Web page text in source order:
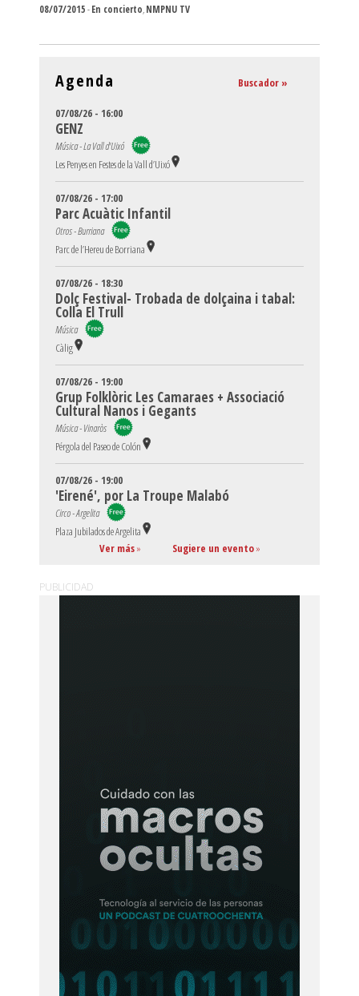
08/07/2015-En concierto,NMPNU TV
Agenda Buscador »
07/08/26 - 16:00
GENZ
Música - La Vall d'Uixó
Les Penyes en Festes de la Vall d’Uixó
07/08/26 - 17:00
Parc Acuàtic Infantil
Otros - Burriana
Parc de l’Hereu de Borriana
07/08/26 - 18:30
Dolç Festival- Trobada de dolçaina i tabal:
Colla El Trull
Música
Càlig
07/08/26 - 19:00
Grup Folklòric Les Camaraes + Associació
Cultural Nanos i Gegants
Música - Vinaròs
Pérgola del Paseo de Colón
07/08/26 - 19:00
'Eirené', por La Troupe Malabó
Circo - Argelita
Plaza Jubilados de Argelita
Ver más» Sugiere un evento»
PUBLICIDAD